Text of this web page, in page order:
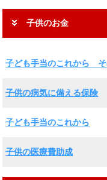
子供のお金
子ども手当のこれから そ
子供の病気に備える保険
子ども手当のこれから
子供の医療費助成